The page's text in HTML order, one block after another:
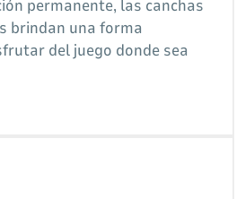
permanente, las canchas
brindan una forma
del juego donde sea